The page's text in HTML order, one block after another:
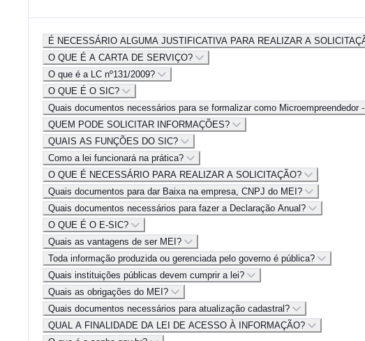
É NECESSÁRIO ALGUMA JUSTIFICATIVA PARA REALIZAR A
O QUE É A CARTA DE SERVIÇO?
O que é a LC nº131/2009?
O QUE É O SIC?
Quais documentos necessários para se formalizar como Microempreendedor
QUEM PODE SOLICITAR INFORMAÇÕES?
QUAIS AS FUNÇÕES DO SIC?
Como a lei funcionará na prática?
O QUE É NECESSÁRIO PARA REALIZAR A SOLICITAÇÃO?
Quais documentos para dar Baixa na empresa, CNPJ do MEI?
Quais documentos necessários para fazer a Declaração Anual?
O QUE É O E-SIC?
Quais as vantagens de ser MEI?
Toda informação produzida ou gerenciada pelo governo é pública?
Quais instituições públicas devem cumprir a lei?
Quais as obrigações do MEI?
Quais documentos necessários para atualização cadastral?
QUAL A FINALIDADE DA LEI DE ACESSO À INFORMAÇÃO?